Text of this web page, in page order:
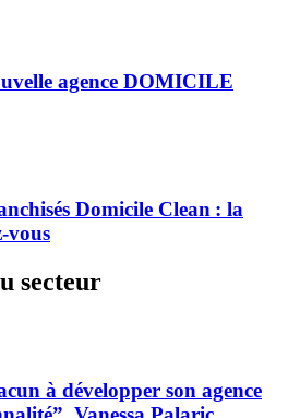
agence DOMICILE
Domicile Clean : la
vous
secteur
à développer son agence